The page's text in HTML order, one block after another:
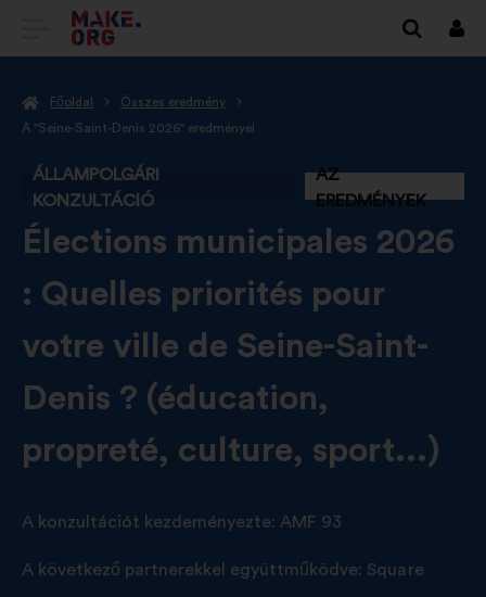
TOVÁBB
MAKE.ORG
FŐOLDALÁRA
Főoldal
Összes eredmény
A "Seine-Saint-Denis 2026" eredményei
ÁLLAMPOLGÁRI
KONZULTÁCIÓ
AZ
EREDMÉNYEK
-Élections municipales 2026
: Quelles priorités pour
votre ville de Seine-Saint-
Denis ? (éducation,
propreté, culture, sport...)
A konzultációt kezdeményezte: AMF 93
A következő partnerekkel együttműködve: Square